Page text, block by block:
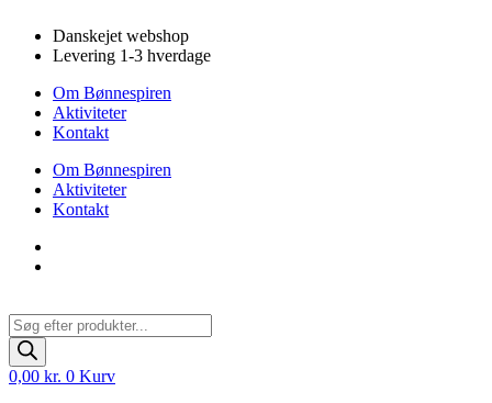
indhold
Danskejet webshop
Levering 1-3 hverdage
Om Bønnespiren
Aktiviteter
Kontakt
Om Bønnespiren
Aktiviteter
Kontakt
Products
search
0,00 kr. 0 Kurv